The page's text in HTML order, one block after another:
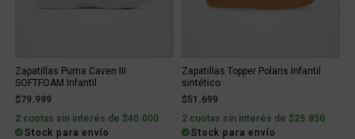
Zapatillas Puma Caven III
SOFTFOAM Infantil
$79.999
2 cuotas sin interés de $40.000
Stock para envío
Zapatillas Topper Polaris Infantil
sintético
$51.699
2 cuotas sin interés de $25.850
Stock para envío